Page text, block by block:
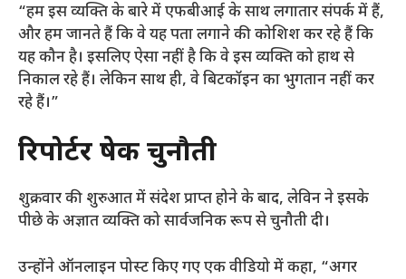
“हम इस व्यक्ति के बारे में एफबीआई के साथ लगातार संपर्क में हैं,
और हम जानते हैं कि वे यह पता लगाने की कोशिश कर रहे हैं कि
यह कौन है। इसलिए ऐसा नहीं है कि वे इस व्यक्ति को हाथ से
निकाल रहे हैं। लेकिन साथ ही, वे बिटकॉइन का भुगतान नहीं कर
रहे हैं।”
रिपोर्टर प्रेषक चुनौती
शुक्रवार की शुरुआत में संदेश प्राप्त होने के बाद, लेविन ने इसके
पीछे के अज्ञात व्यक्ति को सार्वजनिक रूप से चुनौती दी।
उन्होंने ऑनलाइन पोस्ट किए गए एक वीडियो में कहा, “अगर